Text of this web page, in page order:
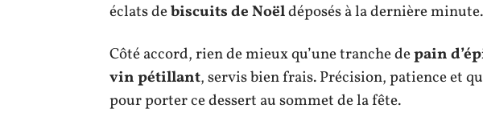
éclats debiscuits de Noëldéposés à la dernière minute.
Côté accord, rien de mieux qu’une tranche depain
vin pétillant, servis bien frais. Précision, patience et
pour porter ce dessert au sommet de la fête.